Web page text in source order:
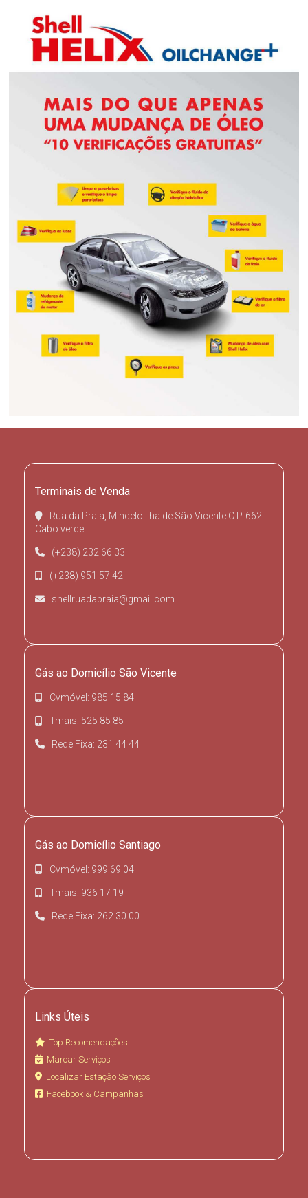
Terminais de Venda
Rua da Praia, Mindelo Ilha de São Vicente C.P. 662 -
Cabo verde.
(+238) 232 66 33
(+238) 951 57 42
shellruadapraia@gmail.com
Gás ao Domicílio São Vicente
Cvmóvel: 985 15 84
Tmais: 525 85 85
Rede Fixa: 231 44 44
Gás ao Domicílio Santiago
Cvmóvel: 999 69 04
Tmais: 936 17 19
Rede Fixa: 262 30 00
Links Úteis
Top Recomendações
Marcar Serviços
Localizar Estação Serviços
Facebook & Campanhas